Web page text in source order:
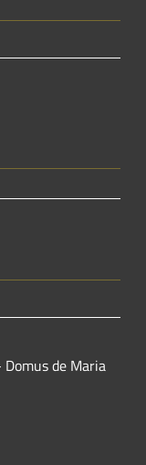
de Maria